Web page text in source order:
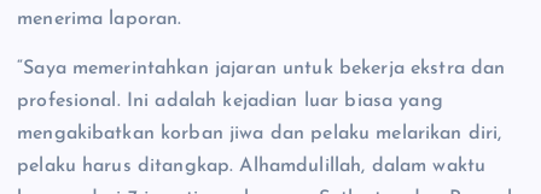
menerima laporan.
“Saya memerintahkan jajaran untuk bekerja ekstra dan
profesional. Ini adalah kejadian luar biasa yang
mengakibatkan korban jiwa dan pelaku melarikan diri,
pelaku harus ditangkap. Alhamdulillah, dalam waktu